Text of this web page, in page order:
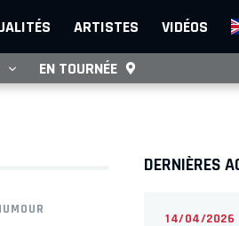
ARTISTES VIDÉOS
EN TOURNÉE
DERNIÈRES
14/04/2026